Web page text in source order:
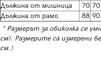
Дължина от мишница
70 70
Дължина от рамо
88 90
* Размерът за обиколка се
см). Размерите са измерени
см.)